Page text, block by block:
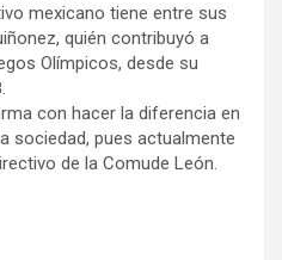
mexicano tiene entre sus
quién contribuyó a
Olímpicos, desde su
con hacer la diferencia en
sociedad, pues actualmente
de la Comude León.